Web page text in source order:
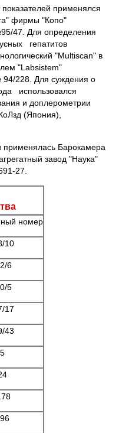
применялся
фирмы "Копо"
47. Для определения
гепатитов
"Multiscan" в
"Labsistem"
228. Для суждения о
использовался
и доплерометрии
(Япония),
применялась Барокамера
завод "Наука"
27.
номер
10
6
5
17
43